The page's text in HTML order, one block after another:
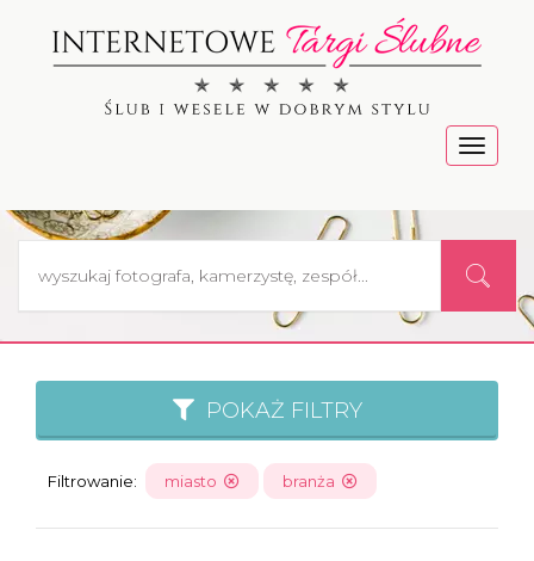
Menu
POKAŻ FILTRY
Filtrowanie: miasto branża